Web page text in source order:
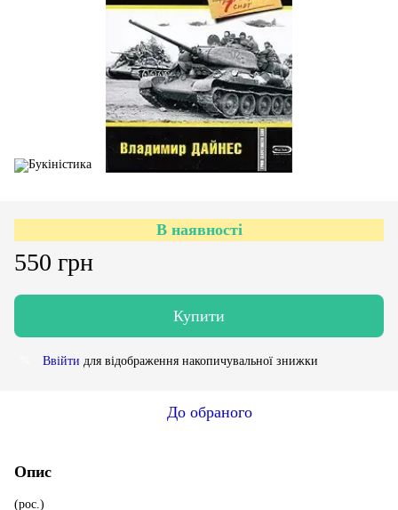
В наявності
550 грн
Купити
Ввійти для відображення накопичувальної знижки
До обраного
Опис
(рос.)